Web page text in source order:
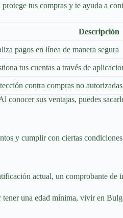
tus compras y te ayuda a
Descripción
pagos en línea de manera segura
tus cuentas a través de
contra compras no autorizadas
sus ventajas, puedes
y cumplir con ciertas
actual, un comprobante de
una edad mínima, vivir en